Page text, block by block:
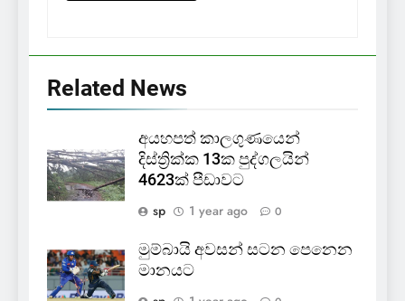
Related News
අයහපත් කාලගුණයෙන්
දිස්ත්‍රික්ක 13ක පුද්ගලයින්
4623ක් පීඩාවට
sp
1 year ago 0
මුම්බායි අවසන් සටන පෙනෙන
මානයට